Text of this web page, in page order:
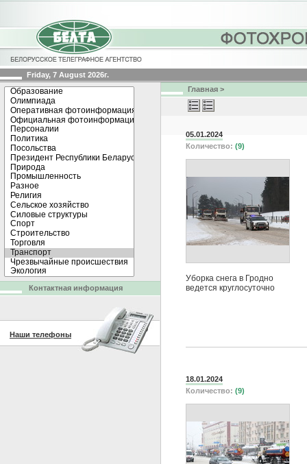
Friday, 7 August 2026г.
Главная >
05.01.2024
Количество: (9)
Уборка снега в Гродно
ведется круглосуточно
18.01.2024
Количество: (9)
Контактная информация
Наши телефоны